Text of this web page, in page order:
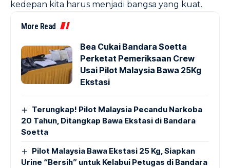
kedepan kita harus menjadi bangsa yang kuat.
More Read
Bea Cukai Bandara Soetta
Perketat Pemeriksaan Crew
Usai Pilot Malaysia Bawa 25Kg
Ekstasi
Terungkap! Pilot Malaysia Pecandu Narkoba
20 Tahun, Ditangkap Bawa Ekstasi di Bandara
Soetta
Pilot Malaysia Bawa Ekstasi 25 Kg, Siapkan
Urine “Bersih” untuk Kelabui Petugas di Bandara